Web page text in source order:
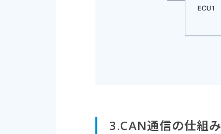
3.CAN通信の​仕組み